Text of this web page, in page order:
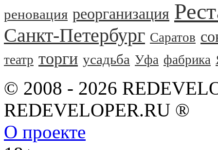
реновация реорганизация
Санкт-Петербург Саратов
театр торги усадьба Уфа фабрика
© 2008 - 2026
REDEVELOPER.RU ®
О проекте